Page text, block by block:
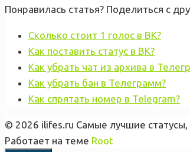
Понравилась статья? Поделиться с
Сколько стоит 1 голос в ВК?
Как поставить статус в ВК?
Как убрать чат из архива в
Как убрать бан в Телеграмм?
Как спрятать номер в Telegram?
© 2026 ilifes.ru Самые лучшие
Работает на теме Root